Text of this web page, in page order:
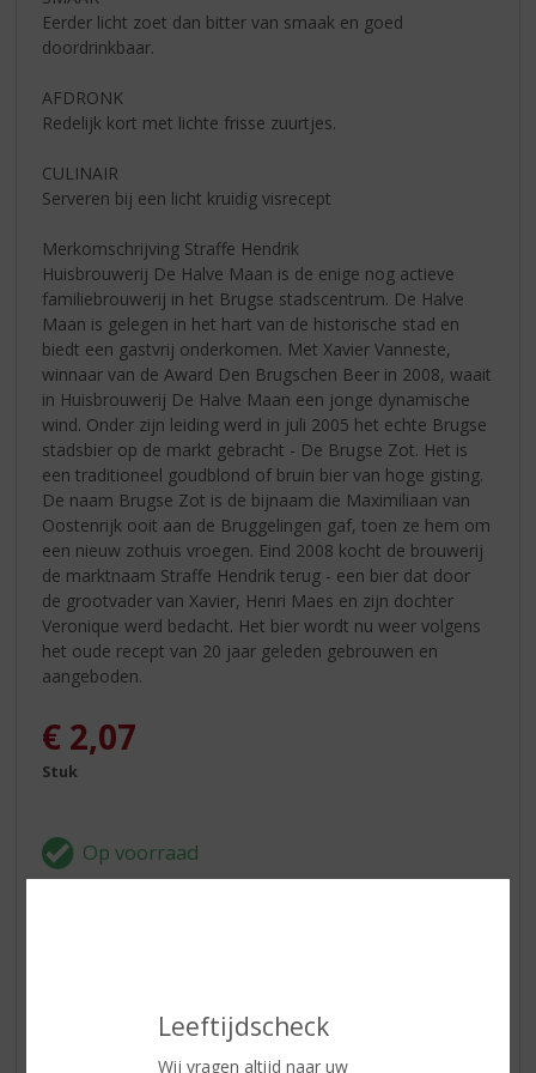
Leeftijdscheck
Wij vragen altijd naar uw
Eerder licht zoet dan bitter van smaak en goed
doordrinkbaar.
AFDRONK
Redelijk kort met lichte frisse zuurtjes.
CULINAIR
Serveren bij een licht kruidig visrecept
Merkomschrijving Straffe Hendrik
Huisbrouwerij De Halve Maan is de enige nog actieve
familiebrouwerij in het Brugse stadscentrum. De Halve
Maan is gelegen in het hart van de historische stad en
biedt een gastvrij onderkomen. Met Xavier Vanneste,
winnaar van de Award Den Brugschen Beer in 2008, waait
in Huisbrouwerij De Halve Maan een jonge dynamische
wind. Onder zijn leiding werd in juli 2005 het echte Brugse
stadsbier op de markt gebracht - De Brugse Zot. Het is
een traditioneel goudblond of bruin bier van hoge gisting.
De naam Brugse Zot is de bijnaam die Maximiliaan van
Oostenrijk ooit aan de Bruggelingen gaf, toen ze hem om
een nieuw zothuis vroegen. Eind 2008 kocht de brouwerij
de marktnaam Straffe Hendrik terug - een bier dat door
de grootvader van Xavier, Henri Maes en zijn dochter
Veronique werd bedacht. Het bier wordt nu weer volgens
het oude recept van 20 jaar geleden gebrouwen en
aangeboden.
€ 2,07
Stuk